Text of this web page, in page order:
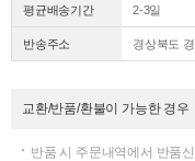
평균배송기간 2-3일
반송주소 경상북도
교환/반품/환불이 가능한 경우
반품 시 주문내역에서 반품